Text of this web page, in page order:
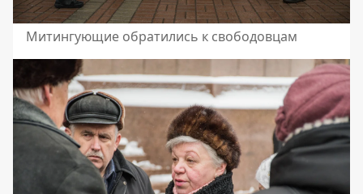
Митингующие обратились к свободовцам